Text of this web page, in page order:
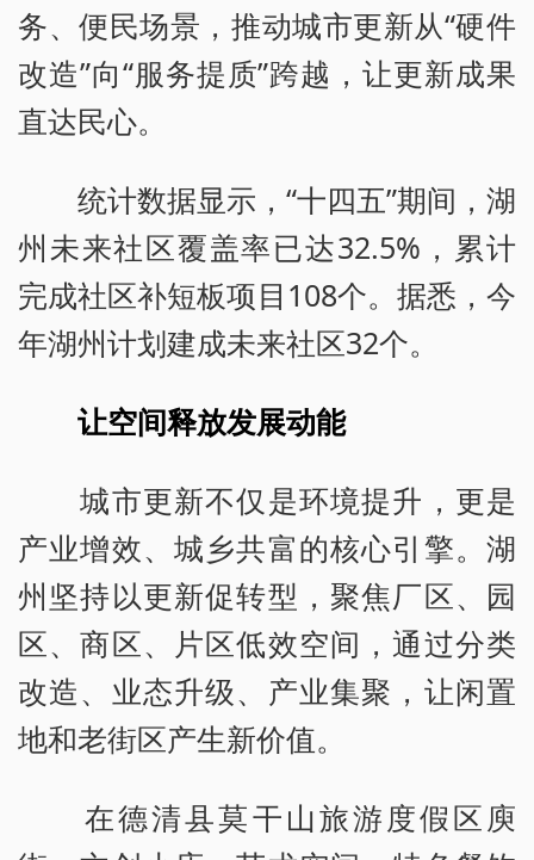
务、便民场景，推动城市更新从“硬件
改造”向“服务提质”跨越，让更新成果
直达民心。
统计数据显示，“十四五”期间，湖
州未来社区覆盖率已达32.5%，累计
完成社区补短板项目108个。据悉，今
年湖州计划建成未来社区32个。
让空间释放发展动能
城市更新不仅是环境提升，更是
产业增效、城乡共富的核心引擎。湖
州坚持以更新促转型，聚焦厂区、园
区、商区、片区低效空间，通过分类
改造、业态升级、产业集聚，让闲置
地和老街区产生新价值。
在德清县莫干山旅游度假区庾